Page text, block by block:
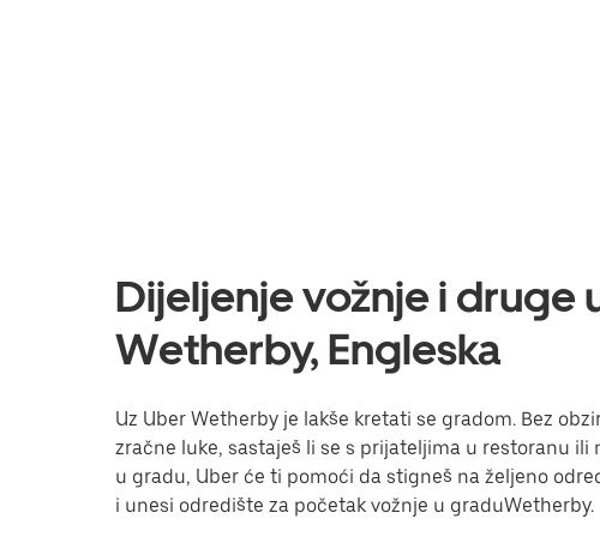
Dijeljenje vožnje i druge
Wetherby, Engleska
Uz Uber Wetherby je lakše kretati se gradom. Bez
zračne luke, sastaješ li se s prijateljima u restoranu
u gradu, Uber će ti pomoći da stigneš na željeno
i unesi odredište za početak vožnje u graduWetherby.